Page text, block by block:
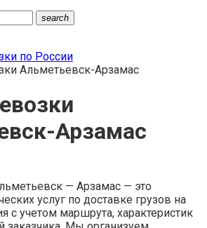
search
по России
Альметьевск-Арзамас
Арзамас
— Арзамас — это
услуг по доставке грузов на
с учетом маршрута, характеристик